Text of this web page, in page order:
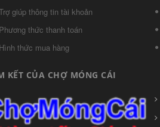
giúp thông tin tài khoản
Phương thức thanh toán
Hình thức mua hàng
KẾT CỦA CHỢ MÓNG CÁI